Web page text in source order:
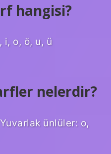
hangisi?
i, o, ö, u, ü
nelerdir?
ünlüler: o,